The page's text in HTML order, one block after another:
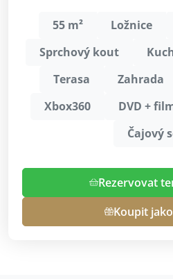
55 m² Ložnice
Sprchový kout
Terasa
Zahrada
Xbox360
DVD +
Čajový
Rezervovat
Koupit